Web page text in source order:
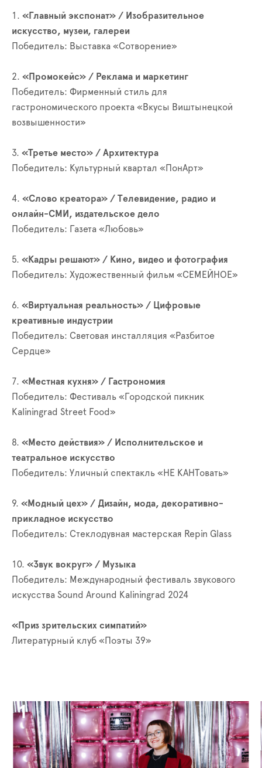
1. «Главный экспонат» / Изобразительное
искусство, музеи, галереи
Победитель: Выставка «Сотворение»
2. «Промокейс» / Реклама и маркетинг
Победитель: Фирменный стиль для
гастрономического проекта «Вкусы Виштынецкой
возвышенности»
3. «Третье место» / Архитектура
Победитель: Культурный квартал «ПонАрт»
4. «Слово креатора» / Телевидение, радио и
онлайн-СМИ, издательское дело
Победитель: Газета «Любовь»
5. «Кадры решают» / Кино, видео и фотография
Победитель: Художественный фильм «СЕМЕЙНОЕ»
6. «Виртуальная реальность» / Цифровые
креативные индустрии
Победитель: Световая инсталляция «Разбитое
Сердце»
7. «Местная кухня» / Гастрономия
Победитель: Фестиваль «Городской пикник
Kaliningrad Street Food»
8. «Место действия» / Исполнительское и
театральное искусство
Победитель: Уличный спектакль «НЕ КАНТовать»
9. «Модный цех» / Дизайн, мода, декоративно-
прикладное искусство
Победитель: Стеклодувная мастерская Repin Glass
10. «Звук вокруг» / Музыка
Победитель: Международный фестиваль звукового
искусства Sound Around Kaliningrad 2024
«Приз зрительских симпатий»
Литературный клуб «Поэты 39»